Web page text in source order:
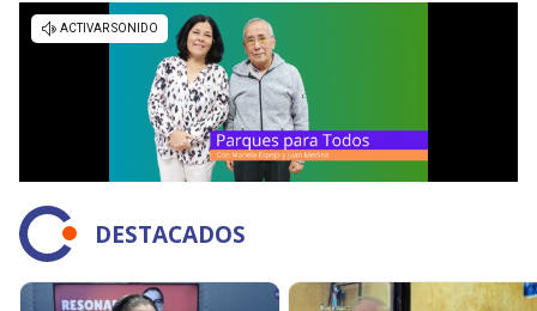
DESTACADOS